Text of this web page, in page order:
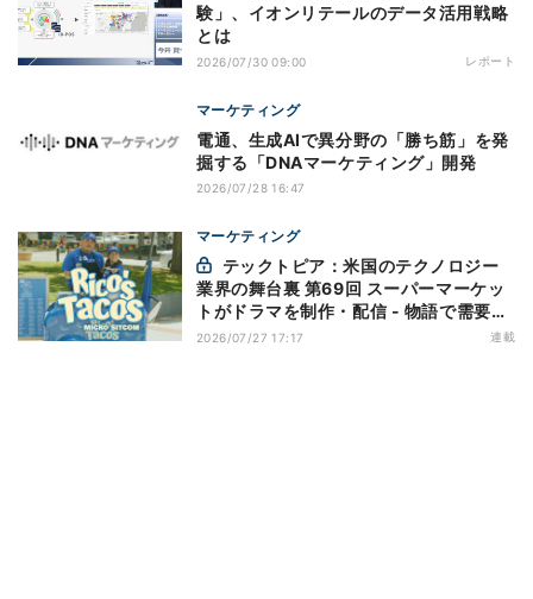
験」、イオンリテールのデータ活用戦略
とは
2026/07/30 09:00 レポート
マーケティング
電通、生成AIで異分野の「勝ち筋」を発
掘する「DNAマーケティング」開発
2026/07/28 16:47
マーケティング
業界の舞台裏 第69回 スーパーマーケッ
トがドラマを制作・配信 - 物語で需要を
演出する小売メディア
2026/07/27 17:17 連載